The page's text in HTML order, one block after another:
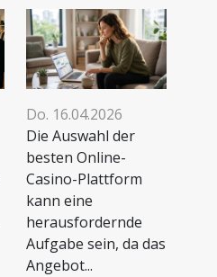
Do. 16.04.2026
Die Auswahl der
besten Online-
Casino-Plattform
kann eine
herausfordernde
Aufgabe sein, da das
Angebot...